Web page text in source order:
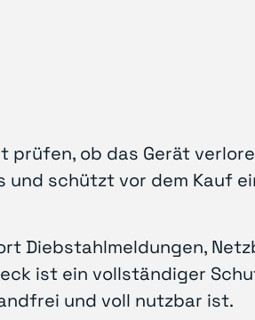
prüfen, ob das Gerät
schützt vor dem Kauf
Diebstahlmeldungen,
ist ein vollständiger
und voll nutzbar ist.